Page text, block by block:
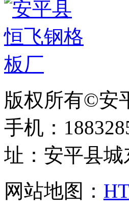
版权所有©安
手机：
址：安平县城
网站地图：